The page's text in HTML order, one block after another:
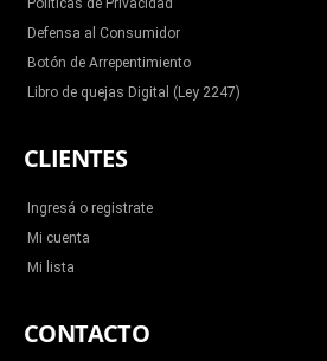
Políticas de Privacidad
Defensa al Consumidor
Botón de Arrepentimiento
Libro de quejas Digital (Ley 2247)
CLIENTES
Ingresá o registrate
Mi cuenta
Mi lista
CONTACTO